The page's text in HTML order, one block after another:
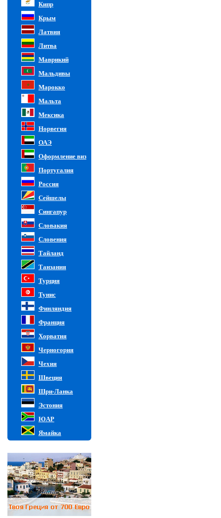
Кипр
Крым
Латвия
Литва
Маврикий
Мальдивы
Марокко
Мальта
Мексика
Норвегия
ОАЭ
Оформление виз
Португалия
Россия
Сейшелы
Сингапур
Словакия
Словения
Тайланд
Танзания
Турция
Тунис
Финляндия
Франция
Хорватия
Черногория
Чехия
Швеция
Шри-Ланка
Эстония
ЮАР
Ямайка